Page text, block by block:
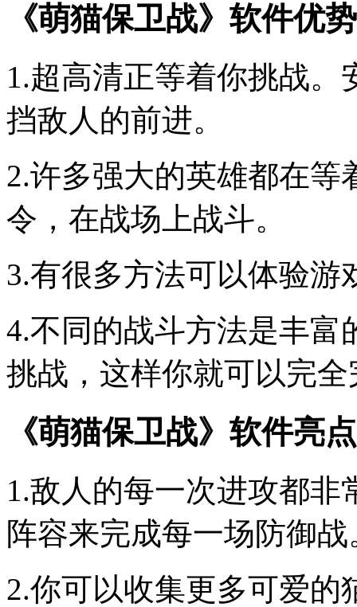
《萌猫保卫战》软件优
1.超高清正等着你挑战
挡敌人的前进。
2.许多强大的英雄都在
令，在战场上战斗。
3.有很多方法可以体验游
4.不同的战斗方法是丰富
挑战，这样你就可以完全
《萌猫保卫战》软件亮
1.敌人的每一次进攻都
阵容来完成每一场防御战
2.你可以收集更多可爱